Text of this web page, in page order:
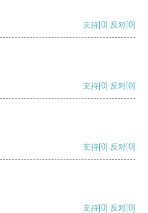
支持[0] 反对[0]
支持[0] 反对[0]
支持[0] 反对[0]
支持[0] 反对[0]